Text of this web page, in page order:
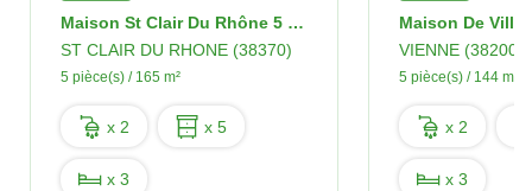
Maison St Clair Du Rhône 5 Pièces 165 M2
ST CLAIR DU RHONE (38370)
5 pièce(s) / 165 m²
x 2 x 5
x 3
VIENNE (38200)
5 pièce(s) / 144 m²
x 2
x 3